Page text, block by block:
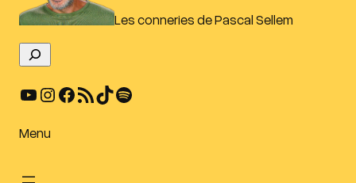
Les conneries de Pascal Sellem
e
c
e
YouTube Instagram Facebook Flux RSS TikTok Spotify
Menu